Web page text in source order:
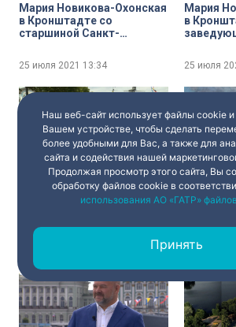
Мария Новикова-Охонская
в Кронштадте со
старшиной Санкт-
Камлюком
25 июля 2021 13:34
Мария
в
25 июля
Юля Чеснокова у крейсера
«Аврора» с морской четой
Павел
25 июля
Наш веб-сайт использует файлы cookie и
Вашем устройстве, чтобы сделать
более удобными для Вас, а также для
сайта и содействия нашей
Продолжая просмотр этого сайта, Вы
обработку файлов cookie в
использования АО «ГАТР»
Принять